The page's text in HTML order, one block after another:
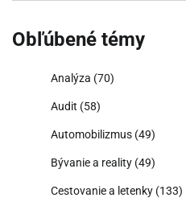
Obľúbené témy
Analýza (70)
Audit (58)
Automobilizmus (49)
Bývanie a reality (49)
Cestovanie a letenky (133)